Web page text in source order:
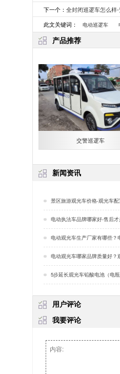
下一个： 全封闭巡逻车怎么样-
此文关键词：
电动巡逻车
产品推荐
交警巡逻车
新闻资讯
景区旅游观光车价格-观光车
电动执法车品牌哪家好-售后才
电动观光车生产厂家有哪些？电动观光车的
电动观光车哪家品牌质量好？观光车前伸车头设
5步延长观光车铅酸电池（电瓶）寿命，
用户评论
我要评论